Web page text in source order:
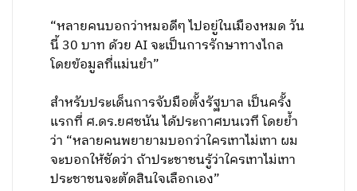
“หลายคนบอกว่าหมอดีๆ ไปอยู่ในเมืองหมด วัน
นี้ 30 บาท ด้วย AI จะเป็นการรักษาทางไกล
โดยข้อมูลที่แม่นยำ”
สำหรับประเด็นการจับมือตั้งรัฐบาล เป็นครั้ง
แรกที่ ศ.ดร.ยศชนัน ได้ประกาศบนเวที โดยย้ำ
ว่า “หลายคนพยายามบอกว่าใครเทาไม่เทา ผม
จะบอกให้ชัดว่า ถ้าประชาชนรู้ว่าใครเทาไม่เทา
ประชาชนจะตัดสินใจเลือกเอง”